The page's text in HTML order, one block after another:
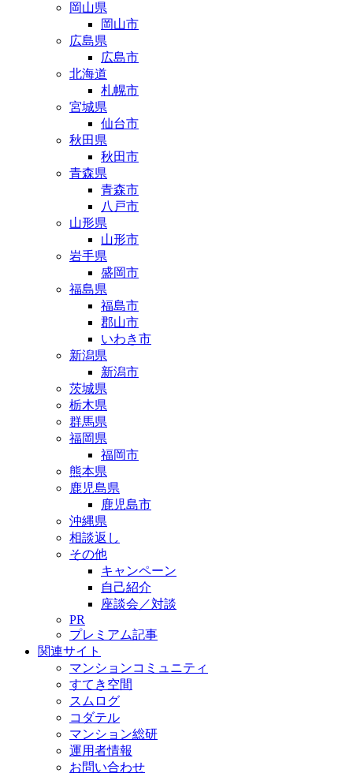
岡山県
岡山市
広島県
広島市
北海道
札幌市
宮城県
仙台市
秋田県
秋田市
青森県
青森市
八戸市
山形県
山形市
岩手県
盛岡市
福島県
福島市
郡山市
いわき市
新潟県
新潟市
茨城県
栃木県
群馬県
福岡県
福岡市
熊本県
鹿児島県
鹿児島市
沖縄県
相談返し
その他
キャンペーン
自己紹介
座談会／対談
PR
プレミアム記事
関連サイト
マンションコミュニティ
すてき空間
スムログ
コダテル
マンション総研
運用者情報
お問い合わせ